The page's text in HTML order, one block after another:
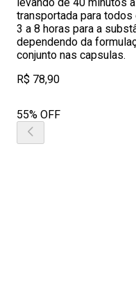
transportada para
3 a 8 horas para a
dependendo da
conjunto nas capsulas.
R$ 78,90
55% OFF